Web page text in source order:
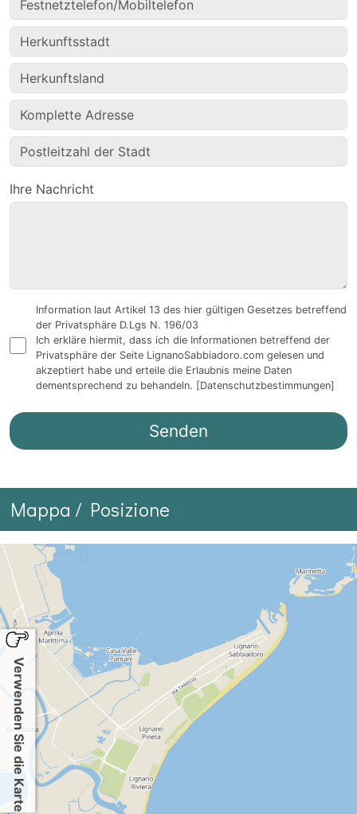
Ihre Nachricht
Information laut Artikel 13 des hier gültigen Gesetzes betreffend
der Privatsphäre D.Lgs N. 196/03
Ich erkläre hiermit, dass ich die Informationen betreffend der
Privatsphäre der Seite LignanoSabbiadoro.com gelesen und
akzeptiert habe und erteile die Erlaubnis meine Daten
dementsprechend zu behandeln. [Datenschutzbestimmungen]
Mappa / Posizione
Verwenden Sie die Karte